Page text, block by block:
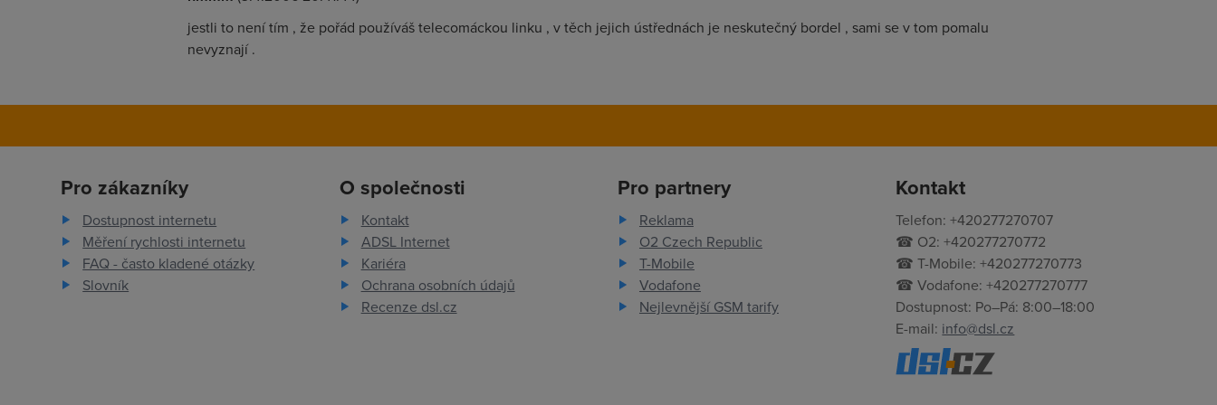
jestli to není tím , že pořád používáš telecomáckou linku , v těch jejich ústřednách je neskutečný bordel , sami se v tom pomalu
nevyznají .
Pro zákazníky
Dostupnost internetu
Měření rychlosti internetu
FAQ - často kladené otázky
Slovník
O společnosti
Kontakt
ADSL Internet
Kariéra
Ochrana osobních údajů
Recenze dsl.cz
Pro partnery
Reklama
O2 Czech Republic
T-Mobile
Vodafone
Nejlevnější GSM tarify
Kontakt
Telefon: +420277270707
☎ O2: +420277270772
☎ T-Mobile: +420277270773
☎ Vodafone: +420277270777
Dostupnost: Po–Pá: 8:00–18:00
E-mail: info@dsl.cz